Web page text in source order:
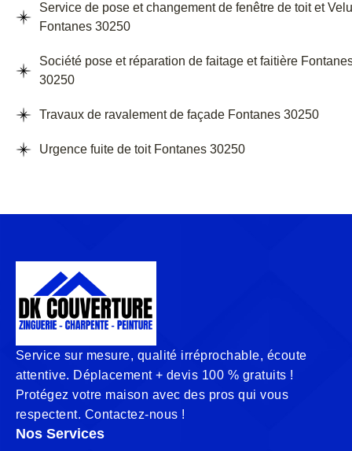
Service de pose et changement de fenêtre de toit et
Fontanes 30250
Société pose et réparation de faitage et faitière
30250
Travaux de ravalement de façade Fontanes 30250
Urgence fuite de toit Fontanes 30250
Service sur mesure, qualité irréprochable, écoute
attentive. Déplacement + devis 100 % gratuits !
Protégez votre maison avec des pros qui vous
respectent. Contactez-nous !
Nos Services